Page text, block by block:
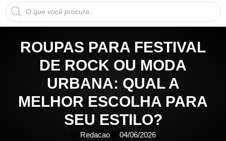
Pesquisar
produtos
ROUPAS PARA FESTIVAL
DE ROCK OU MODA
URBANA: QUAL A
MELHOR ESCOLHA PARA
SEU ESTILO?
Redacao 04/06/2026